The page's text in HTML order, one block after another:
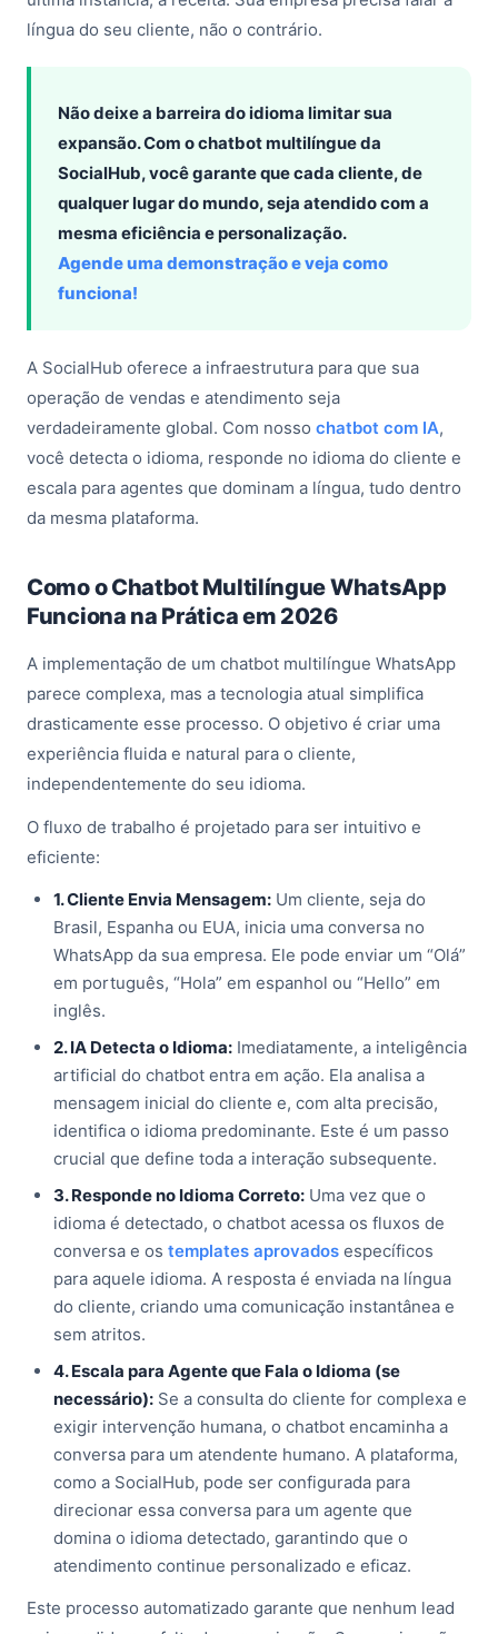
língua do seu cliente, não o contrário.
Não deixe a barreira do idioma limitar sua
expansão. Com o chatbot multilíngue da
SocialHub, você garante que cada cliente, de
qualquer lugar do mundo, seja atendido com a
mesma eficiência e personalização.
Agende uma demonstração e veja como
funciona!
A SocialHub oferece a infraestrutura para que sua
operação de vendas e atendimento seja
verdadeiramente global. Com nosso chatbot com IA,
você detecta o idioma, responde no idioma do cliente e
escala para agentes que dominam a língua, tudo dentro
da mesma plataforma.
Como o Chatbot Multilíngue WhatsApp
Funciona na Prática em 2026
A implementação de um chatbot multilíngue WhatsApp
parece complexa, mas a tecnologia atual simplifica
drasticamente esse processo. O objetivo é criar uma
experiência fluida e natural para o cliente,
independentemente do seu idioma.
O fluxo de trabalho é projetado para ser intuitivo e
eficiente:
1. Cliente Envia Mensagem: Um cliente, seja do
Brasil, Espanha ou EUA, inicia uma conversa no
WhatsApp da sua empresa. Ele pode enviar um “Olá”
em português, “Hola” em espanhol ou “Hello” em
inglês.
2. IA Detecta o Idioma: Imediatamente, a inteligência
artificial do chatbot entra em ação. Ela analisa a
mensagem inicial do cliente e, com alta precisão,
identifica o idioma predominante. Este é um passo
crucial que define toda a interação subsequente.
3. Responde no Idioma Correto: Uma vez que o
idioma é detectado, o chatbot acessa os fluxos de
conversa e os templates aprovados específicos
para aquele idioma. A resposta é enviada na língua
do cliente, criando uma comunicação instantânea e
sem atritos.
4. Escala para Agente que Fala o Idioma (se
necessário): Se a consulta do cliente for complexa e
exigir intervenção humana, o chatbot encaminha a
conversa para um atendente humano. A plataforma,
como a SocialHub, pode ser configurada para
direcionar essa conversa para um agente que
domina o idioma detectado, garantindo que o
atendimento continue personalizado e eficaz.
Este processo automatizado garante que nenhum lead